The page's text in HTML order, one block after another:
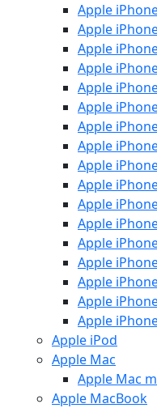
Apple
Apple
Apple
Apple
Apple
Apple
Apple
Apple
Apple
Apple
Apple
Apple
Apple
Apple
Apple
Apple
Apple
Apple iPod
Apple Mac
Apple Mac
Apple MacBook